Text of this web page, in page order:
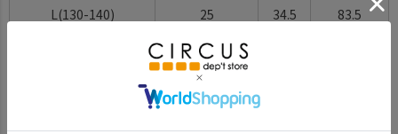
L(130-140) 25 34.5
83.5
26
※BCはバックセンター（首から裾までの後中心）です。
※SNPはサイドネックポイント（肩から裾までの直線で計測した長